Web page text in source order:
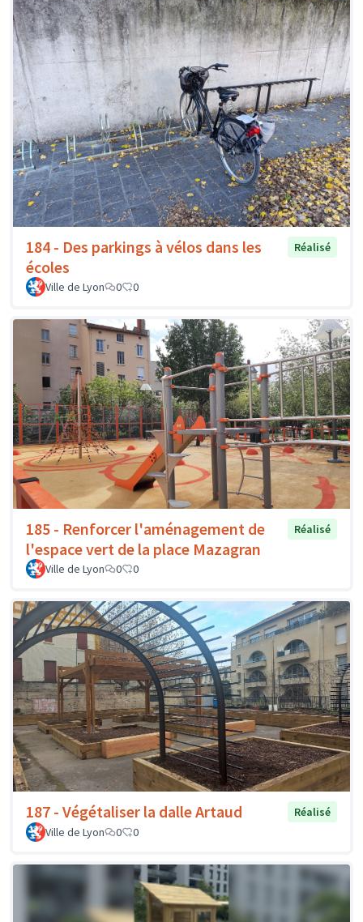
184 - Des parkings à vélos dans les
écoles
Réalisé
Ville de Lyon 0 0
185 - Renforcer l'aménagement de
l'espace vert de la place Mazagran
Réalisé
Ville de Lyon 0 0
187 - Végétaliser la dalle Artaud
Réalisé
Ville de Lyon
0 0